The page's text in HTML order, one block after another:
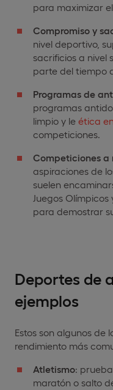
para maximizar
Compromiso y
nivel deportivo,
sacrificios a nivel
parte del tiempo
Programas de
programas
limpio y le ética
competiciones.
Competiciones a
aspiraciones de
suelen
Juegos
para demostrar
Deportes de
ejemplos
Estos son algunos de
rendimiento más
Atletismo:
maratón o salto